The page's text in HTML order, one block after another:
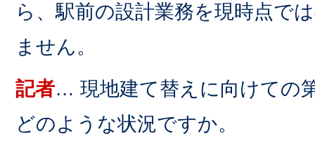
ら、駅前の設計業務を現時点で
ません。
記者… 現地建て替えに向けての
どのような状況ですか。